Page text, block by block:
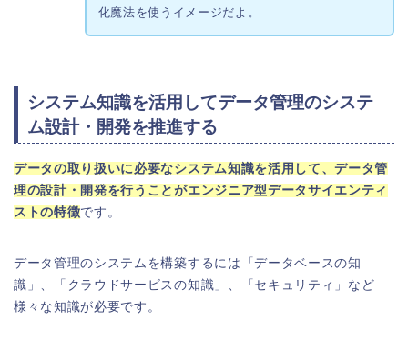
化魔法を使うイメージだよ。
システム知識を活用してデータ管理のシステ
ム設計・開発を推進する
データの取り扱いに必要なシステム知識を活用して、データ管
理の設計・開発を行うことがエンジニア型データサイエンティ
ストの特徴です。
データ管理のシステムを構築するには「データベースの知
識」、「クラウドサービスの知識」、「セキュリティ」など
様々な知識が必要です。